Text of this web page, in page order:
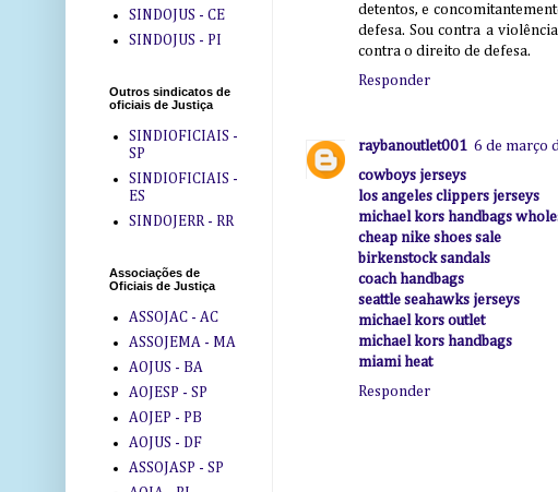
detentos, e
defesa. Sou contra a
contra o direito de defesa.
Responder
raybanoutlet001 6 de março
cowboys jerseys
los angeles clippers jerseys
michael kors handbags
cheap nike shoes sale
birkenstock sandals
coach handbags
seattle seahawks jerseys
michael kors outlet
michael kors handbags
miami heat
Responder
SINDOJUS - CE
SINDOJUS - PI
Outros sindicatos de
oficiais de Justiça
SINDIOFICIAIS -
SP
SINDIOFICIAIS -
ES
SINDOJERR - RR
Associações de
Oficiais de Justiça
ASSOJAC - AC
ASSOJEMA - MA
AOJUS - BA
AOJESP - SP
AOJEP - PB
AOJUS - DF
ASSOJASP - SP